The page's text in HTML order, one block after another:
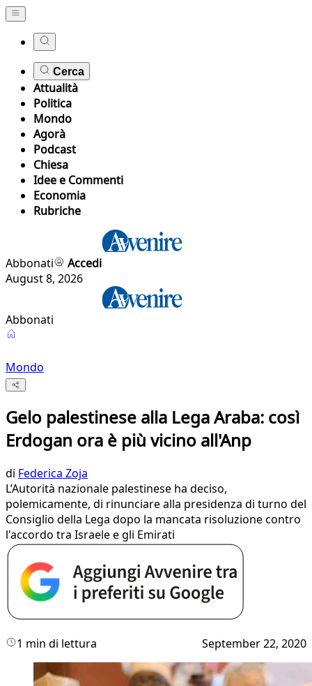
Cerca
Attualità
Politica
Mondo
Agorà
Podcast
Chiesa
Idee e Commenti
Economia
Rubriche
Abbonati
Accedi
August 8, 2026
Abbonati
Mondo
Gelo palestinese alla Lega Araba: così
Erdogan ora è più vicino all'Anp
di Federica Zoja
L’Autorità nazionale palestinese ha deciso,
polemicamente, di rinunciare alla presidenza di turno del
Consiglio della Lega dopo la mancata risoluzione contro
l'accordo tra Israele e gli Emirati
1 min di lettura September 22, 2020